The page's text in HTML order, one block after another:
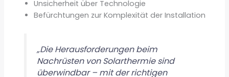
Unsicherheit über Technologie
Befürchtungen zur Komplexität der Installation
„Die Herausforderungen beim
Nachrüsten von Solarthermie sind
überwindbar – mit der richtigen